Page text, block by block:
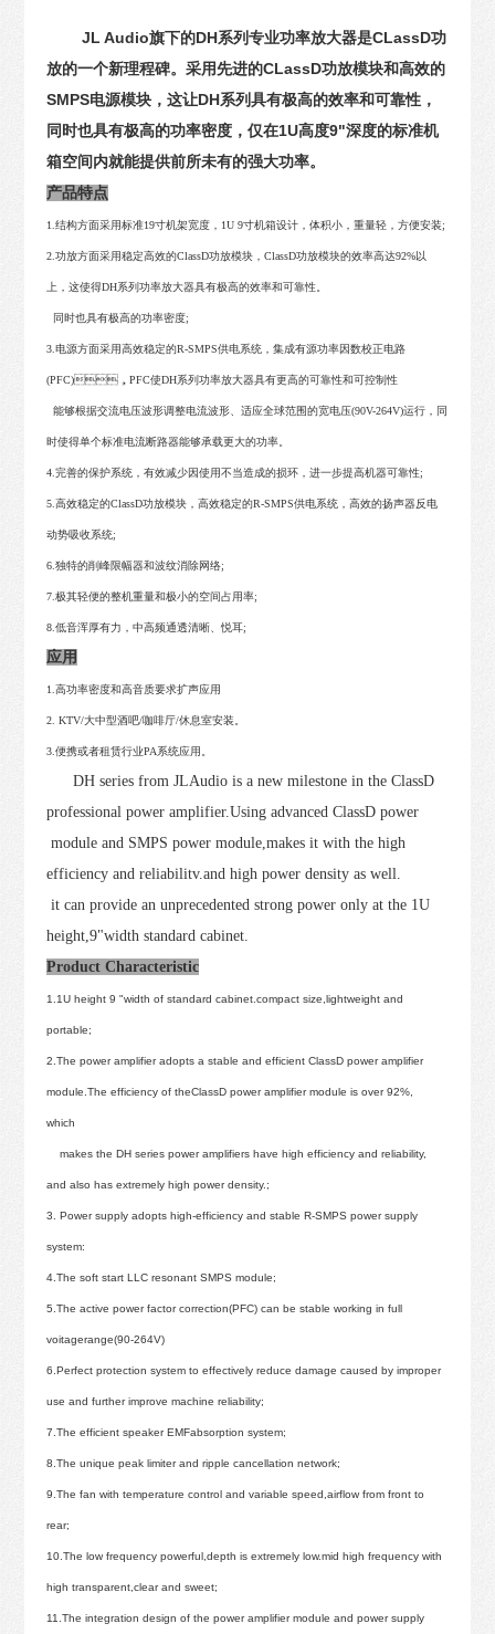
JL Audio旗下的DH系列专业功率放大器是CLassD功
放的一个新理程碑。采用先进的CLassD功放模块和高效的
SMPS电源模块，这让DH系列具有极高的效率和可靠性，
同时也具有极高的功率密度，仅在1U高度9"深度的标准机
箱空间内就能提供前所未有的强大功率。
产品特点
1.结构方面采用标准19寸机架宽度，1U 9寸机箱设计，体积小，重量轻，方便安装;
2.功放方面采用稳定高效的ClassD功放模块，ClassD功放模块的效率高达92%以
上，这使得DH系列功率放大器具有极高的效率和可靠性。
同时也具有极高的功率密度;
3.电源方面采用高效稳定的R-SMPS供电系统，集成有源功率因数校正电路
(PFC)，PFC使DH系列功率放大器具有更高的可靠性和可控制性
能够根据交流电压波形调整电流波形、适应全球范围的宽电压(90V-264V)运行，同
时使得单个标准电流断路器能够承载更大的功率。
4.完善的保护系统，有效减少因使用不当造成的损环，进一步提高机器可靠性;
5.高效稳定的ClassD功放模块，高效稳定的R-SMPS供电系统，高效的扬声器反电
动势吸收系统;
6.独特的削峰限幅器和波纹消除网络;
7.极其轻便的整机重量和极小的空间占用率;
8.低音浑厚有力，中高频通透清晰、悦耳;
应用
1.高功率密度和高音质要求扩声应用
2. KTV/大中型酒吧/咖啡厅/休息室安装。
3.便携或者租赁行业PA系统应用。
DH series from JLAudio is a new milestone in the ClassD
professional power amplifier.Using advanced ClassD power
module and SMPS power module,makes it with the high
efficiency and reliabilitv.and high power density as well.
it can provide an unprecedented strong power only at the 1U
height,9"width standard cabinet.
Product Characteristic
1.1U height 9 "width of standard cabinet.compact size,lightweight and
portable;
2.The power amplifier adopts a stable and efficient ClassD power amplifier
module.The efficiency of theClassD power amplifier module is over 92%,
which
makes the DH series power amplifiers have high efficiency and reliability,
and also has extremely high power density.;
3. Power supply adopts high-efficiency and stable R-SMPS power supply
system:
4.The soft start LLC resonant SMPS module;
5.The active power factor correction(PFC) can be stable working in full
voitagerange(90-264V)
6.Perfect protection system to effectively reduce damage caused by improper
use and further improve machine reliability;
7.The efficient speaker EMFabsorption system;
8.The unique peak limiter and ripple cancellation network;
9.The fan with temperature control and variable speed,airflow from front to
rear;
10.The low frequency powerful,depth is extremely low.mid high frequency with
high transparent,clear and sweet;
11.The integration design of the power amplifier module and power supply